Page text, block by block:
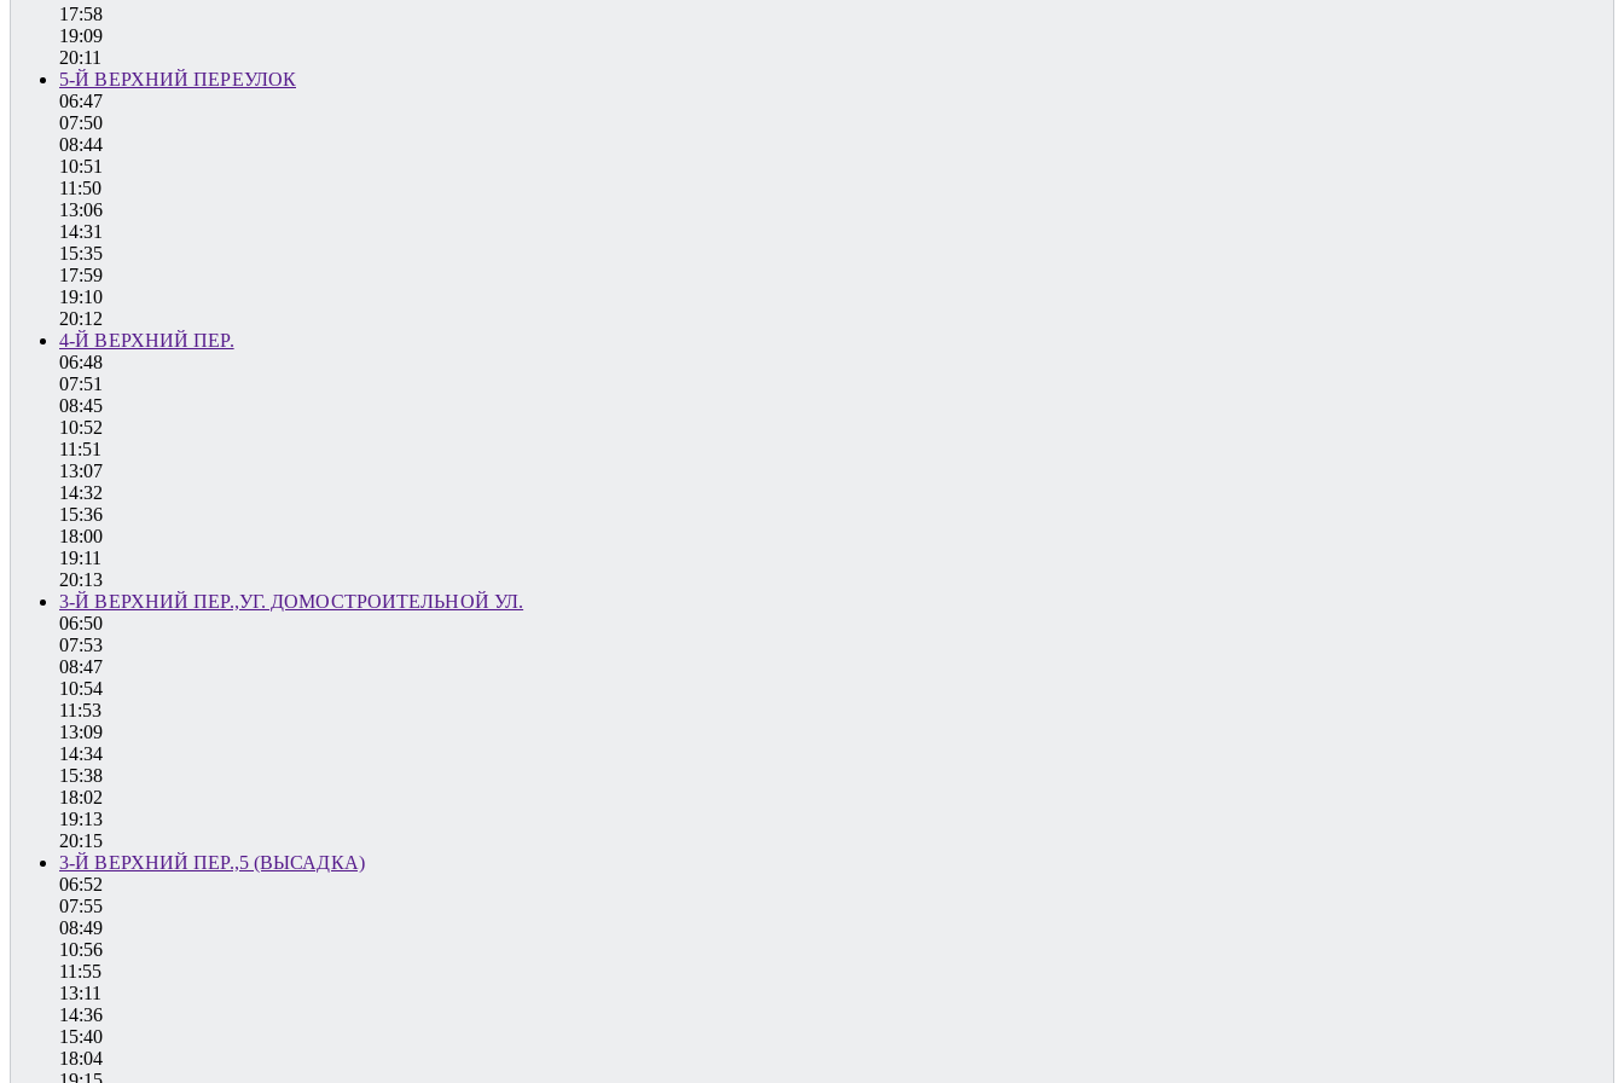
17:58
19:09
20:11
5-Й ВЕРХНИЙ ПЕРЕУЛОК
06:47
07:50
08:44
10:51
11:50
13:06
14:31
15:35
17:59
19:10
20:12
4-Й ВЕРХНИЙ ПЕР.
06:48
07:51
08:45
10:52
11:51
13:07
14:32
15:36
18:00
19:11
20:13
3-Й ВЕРХНИЙ ПЕР.,УГ. ДОМОСТРОИТЕЛЬНОЙ УЛ.
06:50
07:53
08:47
10:54
11:53
13:09
14:34
15:38
18:02
19:13
20:15
3-Й ВЕРХНИЙ ПЕР.,5 (ВЫСАДКА)
06:52
07:55
08:49
10:56
11:55
13:11
14:36
15:40
18:04